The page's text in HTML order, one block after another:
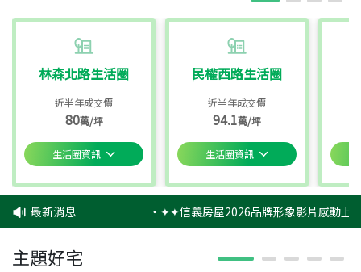
林森北路生活圈
近半年成交價
80萬/坪
生活圈資訊
民權西路生活圈
近半年成交價
94.1萬/坪
生活圈資訊
最新消息 ‧✦✦信義房屋2026品牌形象影片感動上
主題好宅